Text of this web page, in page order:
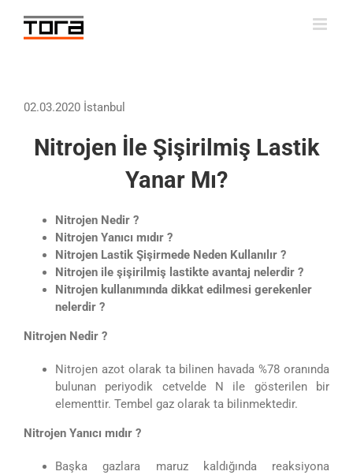
content
02.03.2020 İstanbul
Nitrojen İle Şişirilmiş Lastik
Yanar Mı?
Nitrojen Nedir ?
Nitrojen Yanıcı mıdır ?
Nitrojen Lastik Şişirmede Neden Kullanılır ?
Nitrojen ile şişirilmiş lastikte avantaj nelerdir ?
Nitrojen kullanımında dikkat edilmesi gerekenler
nelerdir ?
Nitrojen Nedir ?
Nitrojen azot olarak ta bilinen havada %78 oranında
bulunan periyodik cetvelde N ile gösterilen bir
elementtir. Tembel gaz olarak ta bilinmektedir.
Nitrojen Yanıcı mıdır ?
Başka gazlara maruz kaldığında reaksiyona